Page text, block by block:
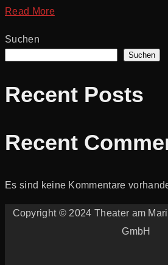
Read More
Suchen
Suchen
Recent Posts
Recent
Es sind keine Kommentare
Copyright © 2024 Theater am
GmbH